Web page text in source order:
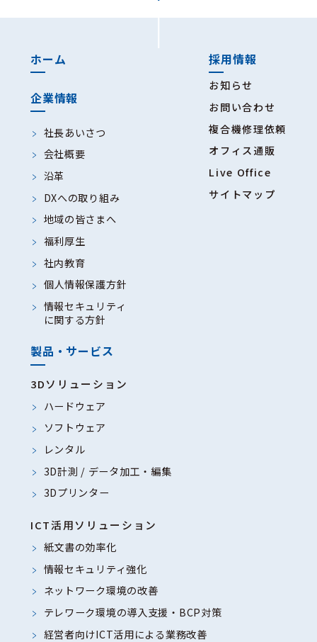
ホーム
企業情報
社長あいさつ
会社概要
沿革
DXへの取り組み
地域の皆さまへ
福利厚生
社内教育
個人情報保護方針
情報セキュリティ
に関する方針
採用情報
お知らせ
お問い合わせ
複合機修理依頼
オフィス通販
Live Office
サイトマップ
製品・サービス
3Dソリューション
ハードウェア
ソフトウェア
レンタル
3D計測 / データ加工・編集
3Dプリンター
ICT活用ソリューション
紙文書の効率化
情報セキュリティ強化
ネットワーク環境の改善
テレワーク環境の導入支援・BCP対策
経営者向けICT活用による業務改善